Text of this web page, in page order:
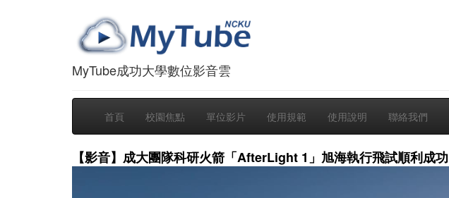
MyTube成功大學數位影音雲
首頁 校園焦點 單位影片 使用規範 使用說明 聯絡我們
【影音】成大團隊科研火箭「AfterLight 1」旭海執行飛試順利成功